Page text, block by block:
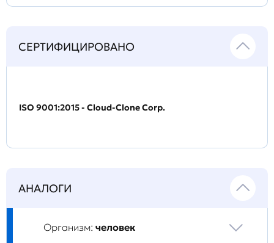
СЕРТИФИЦИРОВАНО
ISO 9001:2015 - Cloud-Clone Corp.
АНАЛОГИ
Организм: человек